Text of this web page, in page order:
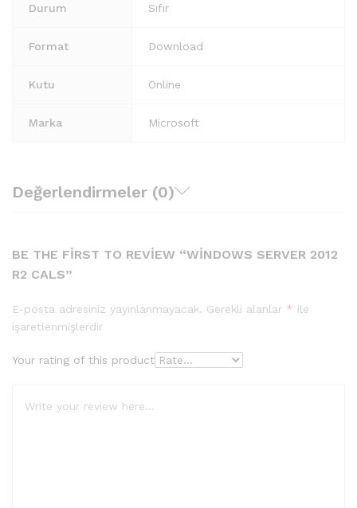
Durum Sıfır
Format Download
Kutu Online
Marka Microsoft
Değerlendirmeler (0)
BE THE FIRST TO REVIEW “WINDOWS SERVER 2012
R2 CALS”
E-posta adresiniz yayınlanmayacak. Gerekli alanlar * ile
işaretlenmişlerdir
Your rating of this product